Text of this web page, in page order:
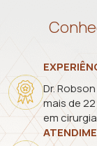
Dr.
mais de
em